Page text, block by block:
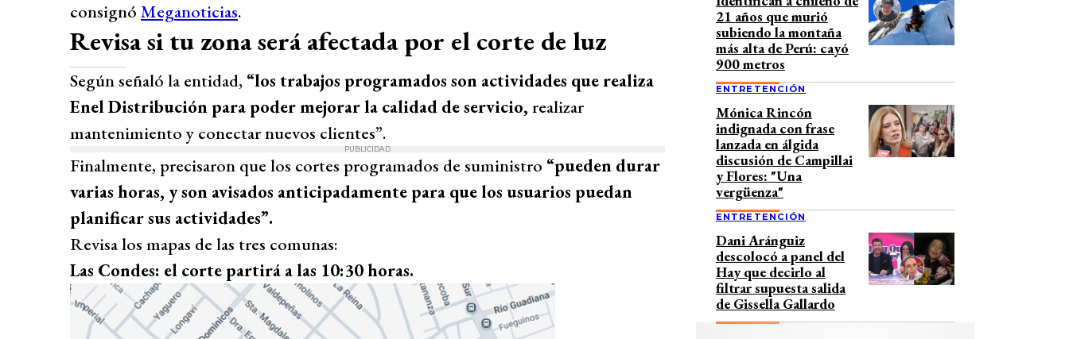
consignó Meganoticias.
Revisa si tu zona será afectada por el corte de luz
Según señaló la entidad, “los trabajos programados son actividades que realiza
Enel Distribución para poder mejorar la calidad de servicio, realizar
mantenimiento y conectar nuevos clientes”.
PUBLICIDAD
Finalmente, precisaron que los cortes programados de suministro “pueden durar
varias horas, y son avisados anticipadamente para que los usuarios puedan
planificar sus actividades”.
Revisa los mapas de las tres comunas:
Las Condes: el corte partirá a las 10:30 horas.
21 años que murió
subiendo la montaña
más alta de Perú: cayó
900 metros
ENTRETENCIÓN
Mónica Rincón
indignada con frase
lanzada en álgida
discusión de Campillai
y Flores: "Una
vergüenza"
ENTRETENCIÓN
Dani Aránguiz
descolocó a panel del
Hay que decirlo al
filtrar supuesta salida
de Gissella Gallardo